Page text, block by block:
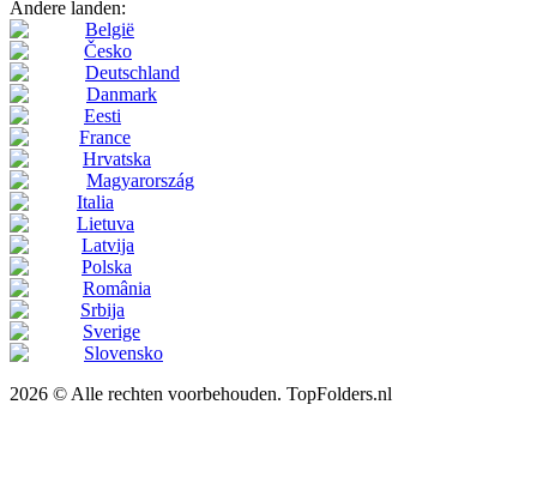
Andere landen:
België
Česko
Deutschland
Danmark
Eesti
France
Hrvatska
Magyarország
Italia
Lietuva
Latvija
Polska
România
Srbija
Sverige
Slovensko
2026 © Alle rechten voorbehouden. TopFolders.nl